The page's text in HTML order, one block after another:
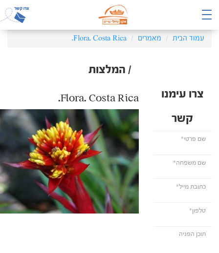
עמוד הבית מאמרים Flora. Costa Rica.
/ המלצות
צרו עימנו
קשר
Flora. Costa Rica.